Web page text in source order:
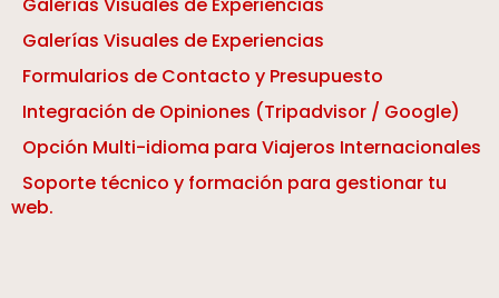
Galerías Visuales de Experiencias
Galerías Visuales de Experiencias
Formularios de Contacto y Presupuesto
Integración de Opiniones (Tripadvisor / Google)
Opción Multi-idioma para Viajeros Internacionales
Soporte técnico y formación para gestionar tu
web.